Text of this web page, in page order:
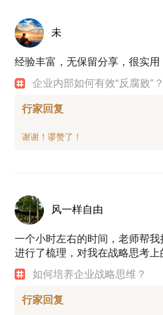
未
经验丰富，无保留分享，很实用
企业内部如何有效“反腐败”？
行家回复
风一样自由
一个小时左右的时间，老师帮
进行了梳理，对我在战略思考上
如何培养企业战略思维？
行家回复